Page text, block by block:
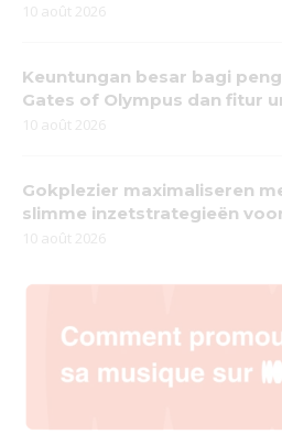
10 août 2026
Keuntungan besar bagi
Gates of Olympus dan fitur
10 août 2026
Gokplezier maximaliseren
slimme inzetstrategieën
10 août 2026